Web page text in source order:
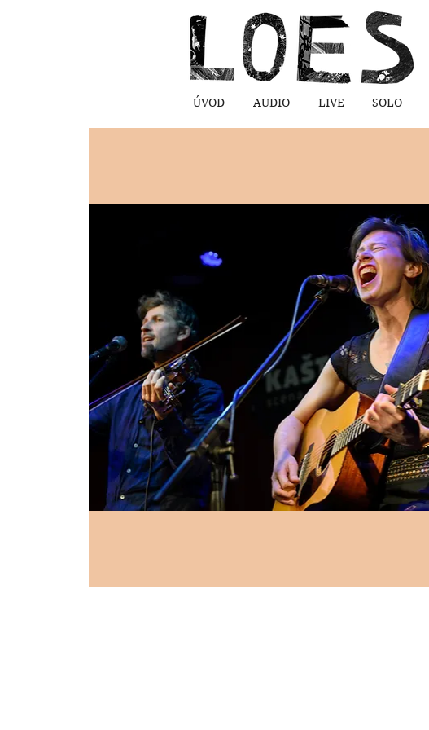
ÚVOD AUDIO LIVE SOLO